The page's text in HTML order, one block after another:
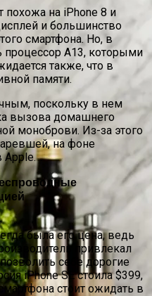
на iPhone 8 и
и большинство
смартфона. Но, в
процессор А13, которыми
также, что в
памяти.
поскольку в нем
вызова домашнего
моноброви. Из-за этого
на фоне
Apple.
была его цена, ведь
привлекал
себе дорогие
iPhone SE стоила $399,
стоит ожидать в